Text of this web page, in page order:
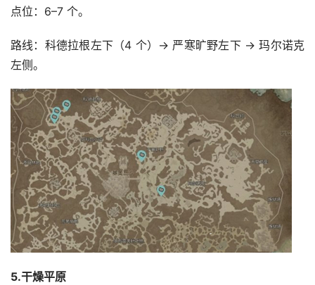
点位：6–7 个。
路线：科德拉根左下（4 个）→ 严寒旷野左下 → 玛尔诺克
左侧。
5.干燥平原